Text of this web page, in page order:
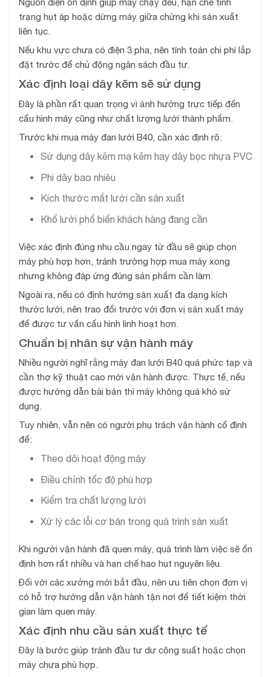
Nguồn điện ổn định giúp máy chạy đều, hạn chế tình
trạng hụt áp hoặc dừng máy giữa chừng khi sản xuất
liên tục.
Nếu khu vực chưa có điện 3 pha, nên tính toán chi phí lắp
đặt trước để chủ động ngân sách đầu tư.
Xác định loại dây kẽm sẽ sử dụng
Đây là phần rất quan trọng vì ảnh hưởng trực tiếp đến
cấu hình máy cũng như chất lượng lưới thành phẩm.
Trước khi mua máy đan lưới B40, cần xác định rõ:
Sử dụng dây kẽm mạ kẽm hay dây bọc nhựa PVC
Phi dây bao nhiêu
Kích thước mắt lưới cần sản xuất
Khổ lưới phổ biến khách hàng đang cần
Việc xác định đúng nhu cầu ngay từ đầu sẽ giúp chọn
máy phù hợp hơn, tránh trường hợp mua máy xong
nhưng không đáp ứng đúng sản phẩm cần làm.
Ngoài ra, nếu có định hướng sản xuất đa dạng kích
thước lưới, nên trao đổi trước với đơn vị sản xuất máy
để được tư vấn cấu hình linh hoạt hơn.
Chuẩn bị nhân sự vận hành máy
Nhiều người nghĩ rằng máy đan lưới B40 quá phức tạp và
cần thợ kỹ thuật cao mới vận hành được. Thực tế, nếu
được hướng dẫn bài bản thì máy không quá khó sử
dụng.
Tuy nhiên, vẫn nên có người phụ trách vận hành cố định
để:
Theo dõi hoạt động máy
Điều chỉnh tốc độ phù hợp
Kiểm tra chất lượng lưới
Xử lý các lỗi cơ bản trong quá trình sản xuất
Khi người vận hành đã quen máy, quá trình làm việc sẽ ổn
định hơn rất nhiều và hạn chế hao hụt nguyên liệu.
Đối với các xưởng mới bắt đầu, nên ưu tiên chọn đơn vị
có hỗ trợ hướng dẫn vận hành tận nơi để tiết kiệm thời
gian làm quen máy.
Xác định nhu cầu sản xuất thực tế
Đây là bước giúp tránh đầu tư dư công suất hoặc chọn
máy chưa phù hợp.